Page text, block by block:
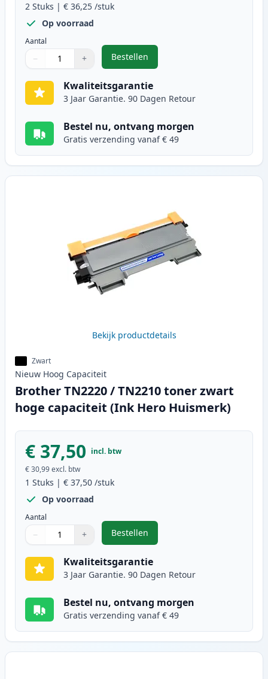
2 Stuks | € 36,25 /stuk
Op voorraad
Aantal
Gebruik de knoppen om aan te passen
− +
1
Bestellen
,2 stuks Brother TN2220
Kwaliteitsgarantie
3 Jaar Garantie. 90 Dagen Retour
Bestel nu, ontvang morgen
Gratis verzending vanaf € 49
Bekijk productdetails
Zwart
Nieuw Hoog Capaciteit
Brother TN2220 / TN2210 toner zwart
hoge capaciteit (Ink Hero Huismerk)
€ 37,50 incl. btw
€ 30,99excl. btw
1 Stuks | € 37,50 /stuk
Op voorraad
Aantal
Gebruik de knoppen om aan te passen
− +
1
Bestellen
,Brother TN2220 / TN2210 toner
Kwaliteitsgarantie
3 Jaar Garantie. 90 Dagen Retour
Bestel nu, ontvang morgen
Gratis verzending vanaf € 49